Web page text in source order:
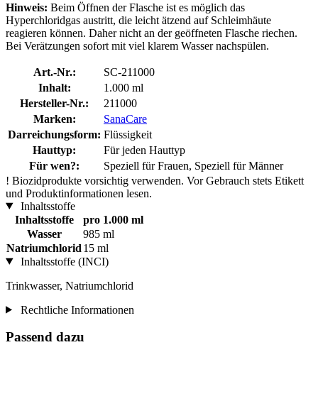
Hinweis: Beim Öffnen der Flasche ist es möglich das
Hyperchloridgas austritt, die leicht ätzend auf Schleimhäute
reagieren können. Daher nicht an der geöffneten Flasche riechen.
Bei Verätzungen sofort mit viel klarem Wasser nachspülen.
Art.-Nr.:
SC-211000
Inhalt:
1.000 ml
Hersteller-Nr.:
211000
Marken:
SanaCare
Darreichungsform: Flüssigkeit
Hauttyp:
Für jeden Hauttyp
Für wen?:
Speziell für Frauen, Speziell für Männer
! Biozidprodukte vorsichtig verwenden. Vor Gebrauch stets Etikett
und Produktinformationen lesen.
Inhaltsstoffe
Inhaltsstoffe
pro 1.000 ml
Wasser
985 ml
Natriumchlorid 15 ml
Inhaltsstoffe (INCI)
Trinkwasser, Natriumchlorid
Rechtliche Informationen
Passend dazu